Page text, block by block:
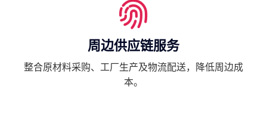
周边供应链服务
整合原材料采购、工厂生产及物流配送，降低周边成
本。